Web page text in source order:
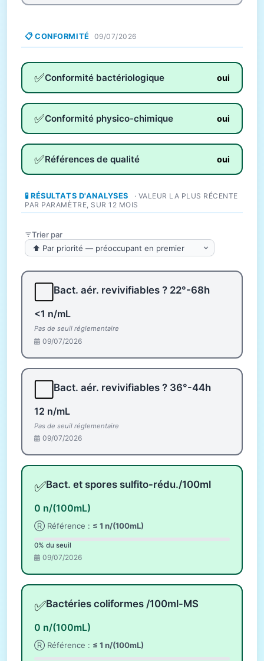
📋 CONFORMITÉ 09/07/2026
✅Conformité bactériologique oui
✅Conformité physico-chimique oui
✅Références de qualité oui
🧪 RÉSULTATS D'ANALYSES
· VALEUR LA PLUS RÉCENTE
PAR PARAMÈTRE, SUR 12 MOIS
Trier par
Bact. aér. revivifiables ? 22°-68h
<1 n/mL
Pas de seuil réglementaire
09/07/2026
Bact. aér. revivifiables ? 36°-44h
12 n/mL
Pas de seuil réglementaire
09/07/2026
✅Bact. et spores sulfito-rédu./100ml
0 n/(100mL)
Ⓡ Référence : ≤ 1 n/(100mL)
0% du seuil
09/07/2026
✅Bactéries coliformes /100ml-MS
0 n/(100mL)
Ⓡ Référence : ≤ 1 n/(100mL)